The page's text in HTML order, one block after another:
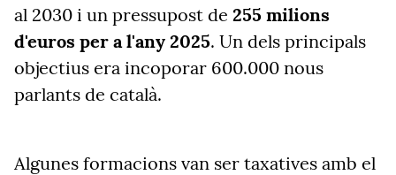
al 2030 i un pressupost de 255 milions
d'euros per a l'any 2025. Un dels principals
objectius era incoporar 600.000 nous
parlants de català.
Algunes formacions van ser taxatives amb el